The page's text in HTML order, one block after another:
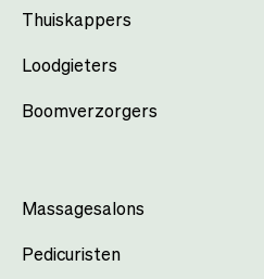
Thuiskappers
Loodgieters
Boomverzorgers
Massagesalons
Pedicuristen